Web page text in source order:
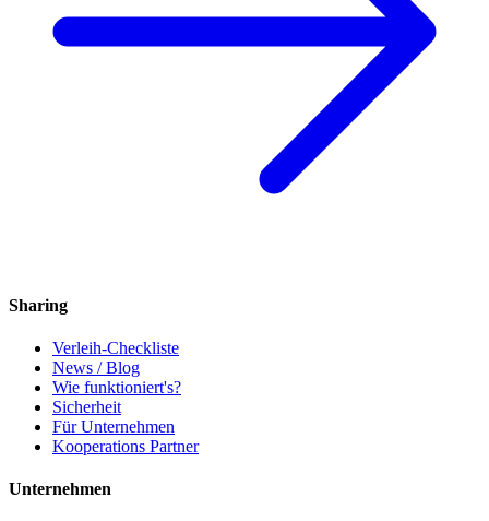
Sharing
Verleih-Checkliste
News / Blog
Wie funktioniert's?
Sicherheit
Für Unternehmen
Kooperations Partner
Unternehmen